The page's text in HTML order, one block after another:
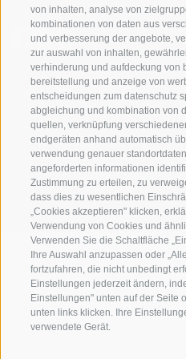
von inhalten, analyse von
kombinationen von daten aus
und verbesserung der angebote,
zur auswahl von inhalten,
verhinderung und aufdeckung von
bereitstellung und anzeige von
entscheidungen zum datenschutz
abgleichung und kombination von
quellen, verknüpfung
endgeräten anhand automatisch
verwendung genauer
angeforderten informationen
Zustimmung zu erteilen, zu
dass dies zu wesentlichen
„Cookies akzeptieren" klicken,
Verwendung von Cookies und
Verwenden Sie die Schaltfläche
Ihre Auswahl anzupassen oder
fortzufahren, die nicht unbedingt
Einstellungen jederzeit ändern,
Einstellungen" unten auf der Seite
unten links klicken. Ihre
verwendete Gerät.
Sei jederzeit
NEWSLETTER
Unterkünfte
Hotel
Garni/B&B
Residence/Ferienwohnung
Themen
Die Region
Aktiv erleben